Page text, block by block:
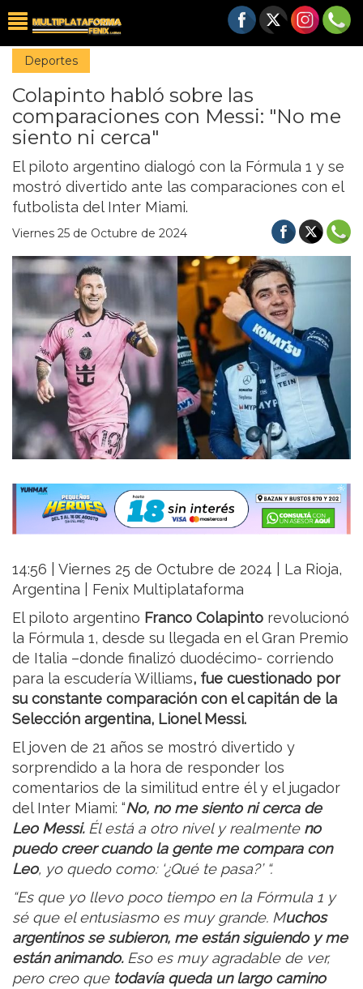
Deportes
Colapinto habló sobre las
comparaciones con Messi: "No me
siento ni cerca"
El piloto argentino dialogó con la Fórmula 1 y se
mostró divertido ante las comparaciones con el
futbolista del Inter Miami.
Viernes 25 de Octubre de 2024
14:56 | Viernes 25 de Octubre de 2024 | La Rioja,
Argentina | Fenix Multiplataforma
El piloto argentino Franco Colapinto revolucionó
la Fórmula 1, desde su llegada en el Gran Premio
de Italia –donde finalizó duodécimo- corriendo
para la escudería Williams, fue cuestionado por
su constante comparación con el capitán de la
Selección argentina, Lionel Messi.
El joven de 21 años se mostró divertido y
sorprendido a la hora de responder los
comentarios de la similitud entre él y el jugador
del Inter Miami: “No, no me siento ni cerca de
Leo Messi. Él está a otro nivel y realmente no
puedo creer cuando la gente me compara con
Leo, yo quedo como: ‘¿Qué te pasa?’ “.
“Es que yo llevo poco tiempo en la Fórmula 1 y
sé que el entusiasmo es muy grande. Muchos
argentinos se subieron, me están siguiendo y me
están animando.Eso es muy agradable de ver,
pero creo que todavía queda un largo camino